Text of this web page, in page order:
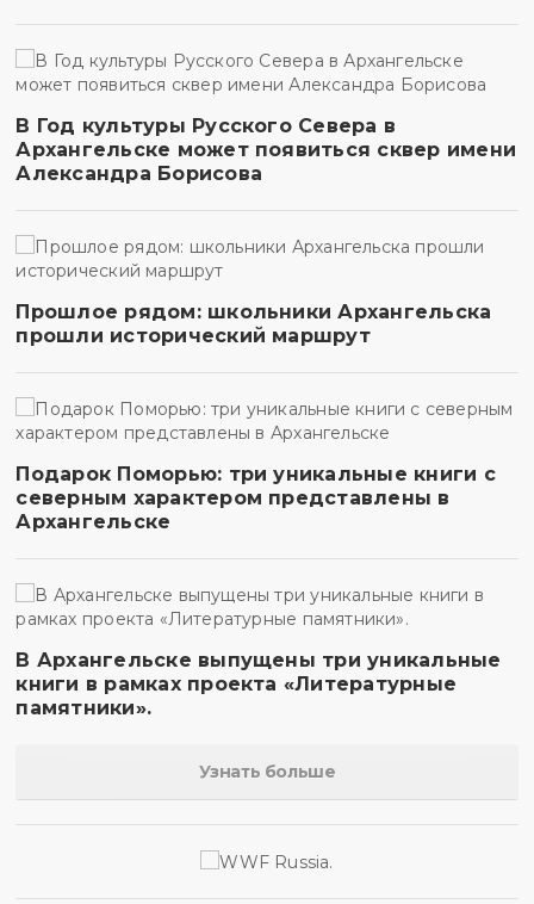
В Год культуры Русского Севера в
Архангельске может появиться сквер имени
Александра Борисова
Прошлое рядом: школьники Архангельска
прошли исторический маршрут
Подарок Поморью: три уникальные книги с
северным характером представлены в
Архангельске
В Архангельске выпущены три уникальные
книги в рамках проекта «Литературные
памятники».
Узнать больше